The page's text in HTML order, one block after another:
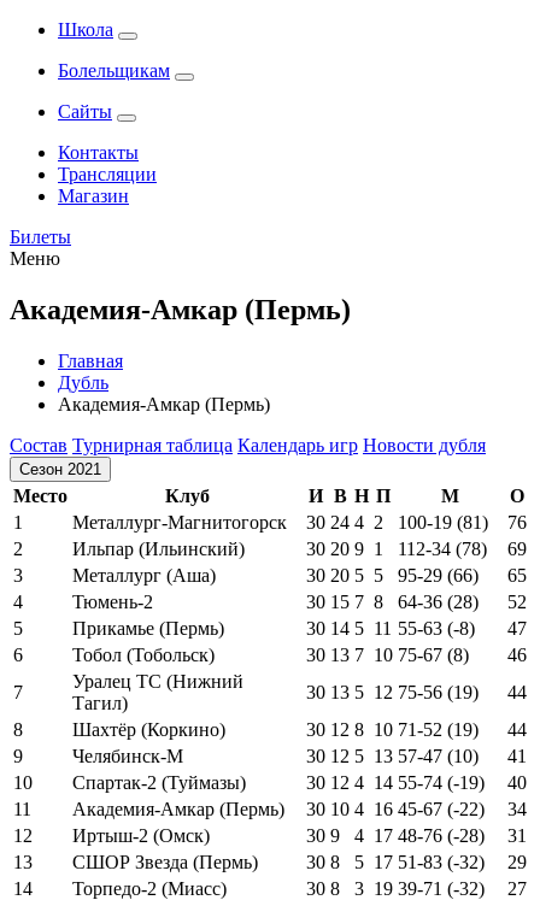
Школа
Болельщикам
Сайты
Контакты
Трансляции
Магазин
Билеты
Меню
Академия-Амкар (Пермь)
Главная
Дубль
Академия-Амкар (Пермь)
Состав Турнирная таблица Календарь игр Новости дубля
Сезон 2021
Место Клуб И В Н П М
О
1
Металлург-Магнитогорск 30 24 4 2 100-19 (81)
76
2
Ильпар (Ильинский) 30 20 9 1 112-34 (78)
69
3
Металлург (Аша) 30 20 5 5 95-29 (66)
65
4
Тюмень-2 30 15 7 8 64-36 (28)
52
5
Прикамье (Пермь) 30 14 5 11 55-63 (-8)
47
6
Тобол (Тобольск) 30 13 7 10 75-67 (8)
46
7
Уралец ТС (Нижний
Тагил)
30 13 5 12 75-56 (19)
44
8
Шахтёр (Коркино) 30 12 8 10 71-52 (19)
44
9
Челябинск-М 30 12 5 13 57-47 (10)
41
10
Спартак-2 (Туймазы) 30 12 4 14 55-74 (-19)
40
11
Академия-Амкар (Пермь) 30 10 4 16 45-67 (-22)
34
12
Иртыш-2 (Омск) 30 9 4 17 48-76 (-28)
31
13
СШОР Звезда (Пермь) 30 8 5 17 51-83 (-32)
29
14
Торпедо-2 (Миасс) 30 8 3 19 39-71 (-32)
27